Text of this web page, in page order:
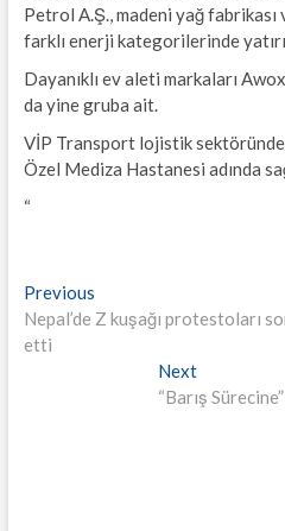
Petrol A.Ş., madeni yağ
farklı enerji kategorilerinde
Dayanıklı ev aleti markaları
da yine gruba ait.
VİP Transport lojistik
Özel Mediza Hastanesi adında
“
Yazı
gezinmesi
PreviousPrevious
post:
Nepal’de Z kuşağı protestoları
etti
NextNext
post:
“Barış